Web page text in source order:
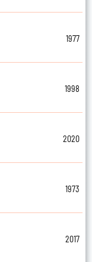
1977
1998
2020
1973
2017